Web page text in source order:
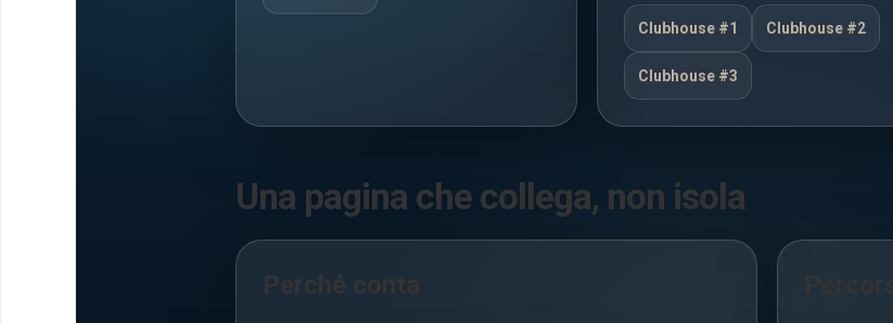
Clubhouse #1 Clubhouse #2
Clubhouse #3
Una pagina che collega, non isola
Perché conta